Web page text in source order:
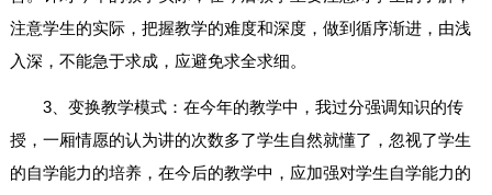
注意学生的实际，把握教学的难度和深度，做到循序渐进，由浅
入深，不能急于求成，应避免求全求细。
3、变换教学模式：在今年的教学中，我过分强调知识的传
授，一厢情愿的认为讲的次数多了学生自然就懂了，忽视了学生
的自学能力的培养，在今后的教学中，应加强对学生自学能力的